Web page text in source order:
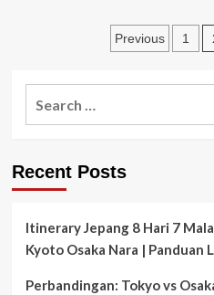
3D2N
Labuan
Bajo
Liveaboard”
Posts
Previous 1
Recent Posts
Itinerary Jepang 8 Hari 7
Kyoto Osaka Nara | Panduan
Perbandingan: Tokyo vs